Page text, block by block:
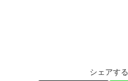
シェアする